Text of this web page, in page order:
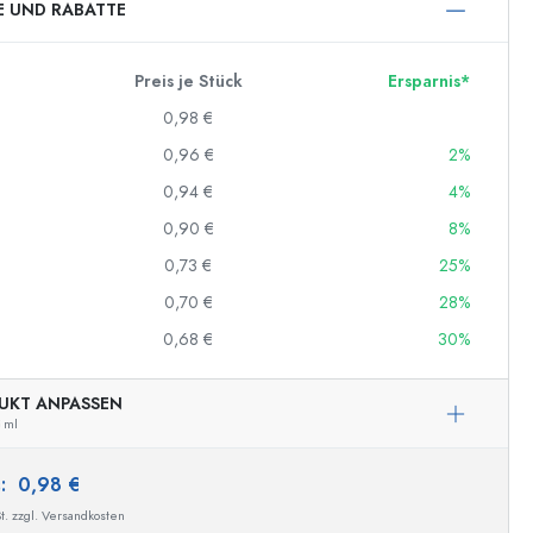
UND RABATTE
Preis je Stück
Ersparnis*
0,98 €
0,96 €
2%
0,94 €
4%
0,90 €
8%
0,73 €
25%
0,70 €
28%
0,68 € 30%
ANPASSEN
ml
0,98 €
zzgl. Versandkosten